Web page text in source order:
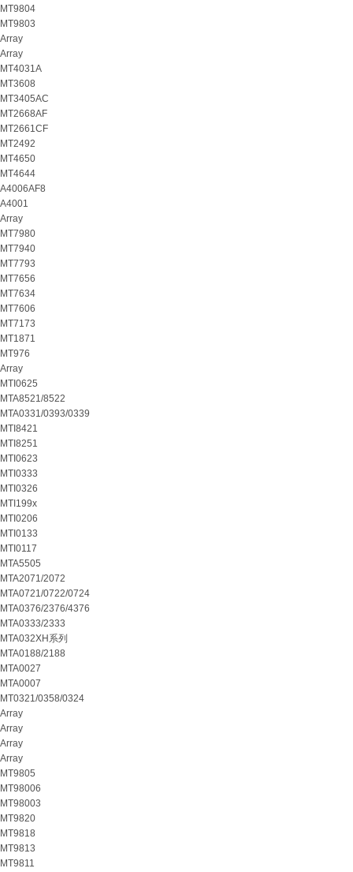
MT9804
MT9803
Array
Array
MT4031A
MT3608
MT3405AC
MT2668AF
MT2661CF
MT2492
MT4650
MT4644
A4006AF8
A4001
Array
MT7980
MT7940
MT7793
MT7656
MT7634
MT7606
MT7173
MT1871
MT976
Array
MTI0625
MTA8521/8522
MTA0331/0393/0339
MTI8421
MTI8251
MTI0623
MTI0333
MTI0326
MTI199x
MTI0206
MTI0133
MTI0117
MTA5505
MTA2071/2072
MTA0721/0722/0724
MTA0376/2376/4376
MTA0333/2333
MTA032XH系列
MTA0188/2188
MTA0027
MTA0007
MT0321/0358/0324
Array
Array
Array
Array
MT9805
MT98006
MT98003
MT9820
MT9818
MT9813
MT9811